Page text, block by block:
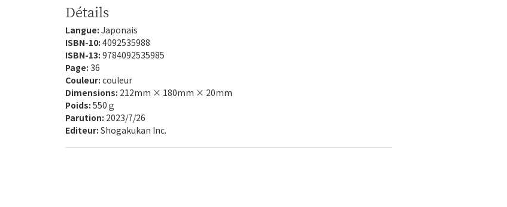
Détails
Langue: Japonais
ISBN-10: 4092535988
ISBN-13: 9784092535985
Page: 36
Couleur: couleur
Dimensions: 212mm × 180mm × 20mm
Poids: 550ｇ
Parution: 2023/7/26
Editeur: Shogakukan Inc.